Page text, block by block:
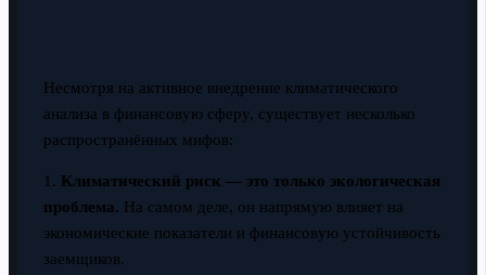
Несмотря на активное внедрение климатического
анализа в финансовую сферу, существует несколько
распространённых мифов:
1. Климатический риск — это только экологическая
проблема. На самом деле, он напрямую влияет на
экономические показатели и финансовую устойчивость
заемщиков.